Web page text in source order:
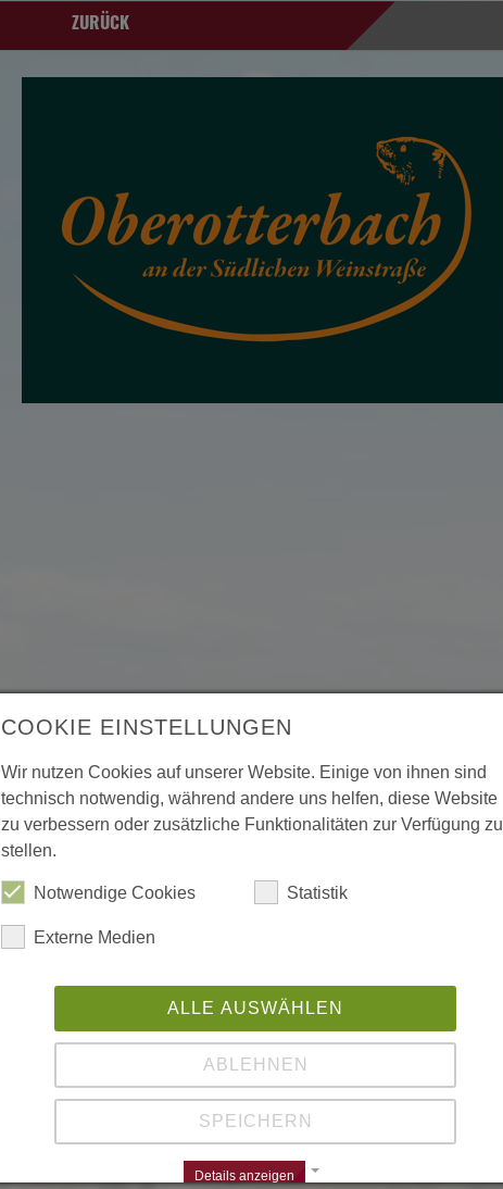
ZURÜCK
ZURÜCK
COOKIE EINSTELLUNGEN
Wir nutzen Cookies auf unserer Website. Einige von ihnen sind
technisch notwendig, während andere uns helfen, diese Website
zu verbessern oder zusätzliche Funktionalitäten zur Verfügung zu
stellen.
Notwendige Cookies Statistik
Externe Medien
ALLE AUSWÄHLEN
ABLEHNEN
SPEICHERN
Details anzeigen